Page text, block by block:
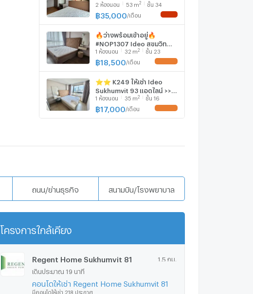
93✅แอดไลน์นัดชมห้อง🌸
2 ห้องนอน 53 m2 ชั้น 34
฿35,000 /เดือน
🔥ว่างพร้อมเข้าอยู่🔥
#NOP1307 Ideo สุขุมวิท
93✅แอดไลน์นัดชมห้อง🌸
1 ห้องนอน 32 m2 ชั้น 23
฿18,500 /เดือน
⭐⭐ K249 ให้เช่า Ideo
Sukhumvit 93 แอดไลน์ >>
@top98 (ใส่@ด้วย) ⭐⭐
(ภาพถ่ายจากห้องจริง)
1 ห้องนอน 35 m2 ชั้น 16
฿17,000 /เดือน
ถนน/ย่านธุรกิจ สนามบิน/โรงพยาบาล
โครงการใกล้เคียง
Regent Home Sukhumvit 81 1.5 กม.
เดินประมาณ 19 นาที
คอนโดให้เช่า Regent Home Sukhumvit 81
มีคอนโดให้เช่า 218 ประกาศ